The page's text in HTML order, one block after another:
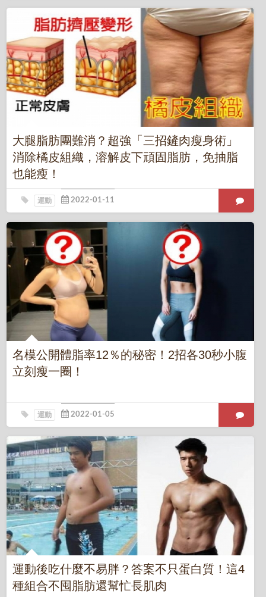
大腿脂肪團難消？超強「三招鏟肉瘦身術」
消除橘皮組織，溶解皮下頑固脂肪，免抽脂
也能瘦！
運動
名模公開體脂率12％的秘密！2招各30秒小腹
立刻瘦一圈！
運動
運動後吃什麼不易胖？答案不只蛋白質！這4
種組合不囤脂肪還幫忙長肌肉